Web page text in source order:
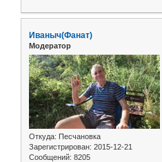
Иваныч(Фанат)
Модератор
Откуда: Песчановка
Зарегистрирован: 2015-12-21
Сообщений: 8205